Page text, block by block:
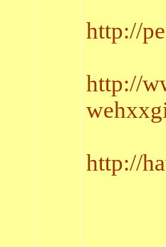
http://
http://
http://